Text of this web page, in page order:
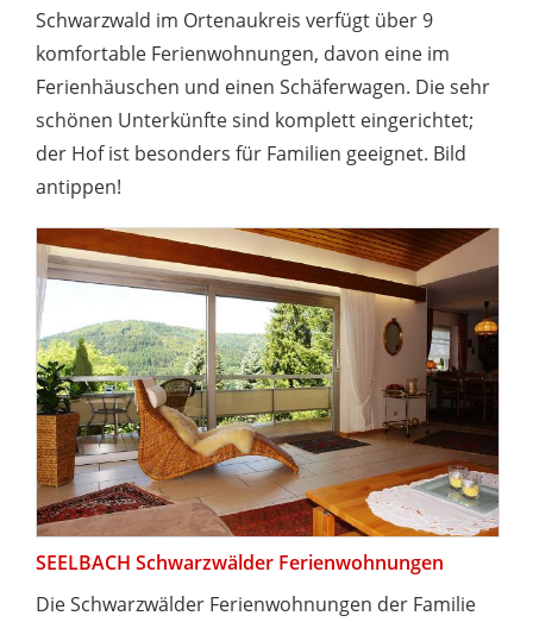
Schwarzwald im Ortenaukreis verfügt über 9
komfortable Ferienwohnungen, davon eine im
Ferienhäuschen und einen Schäferwagen. Die sehr
schönen Unterkünfte sind komplett eingerichtet;
der Hof ist besonders für Familien geeignet. Bild
antippen!
SEELBACH Schwarzwälder Ferienwohnungen
Die Schwarzwälder Ferienwohnungen der Familie